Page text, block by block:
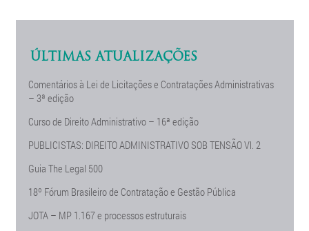
ÚLTIMAS ATUALIZAÇÕES
Comentários à Lei de Licitações e Contratações Administrativas
– 3ª edição
Curso de Direito Administrativo – 16ª edição
PUBLICISTAS: DIREITO ADMINISTRATIVO SOB TENSÃO Vl. 2
Guia The Legal 500
18º Fórum Brasileiro de Contratação e Gestão Pública
JOTA – MP 1.167 e processos estruturais